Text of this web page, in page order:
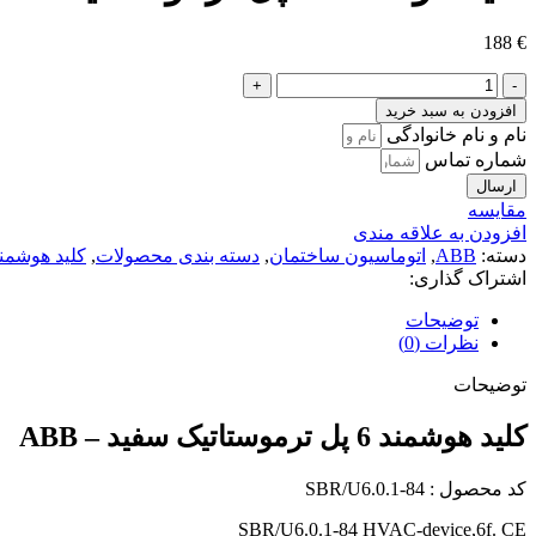
188 €
کلید
هوشمند
6
پل
ترموستاتیک
سفید
-
ABB
عدد
افزودن به سبد خرید
نام و نام خانوادگی
شماره تماس
ارسال
مقايسه
افزودن به علاقه مندی
دسته: ABB
, اتوماسیون ساختمان, دسته بندی محصولات, کلید
اشتراک گذاری:
توضیحات
نظرات (0)
توضیحات
کلید هوشمند 6 پل ترموستاتیک سفید – ABB
کد محصول : SBR/U6.0.1-84
SBR/U6.0.1-84 HVAC-device,6f. CE